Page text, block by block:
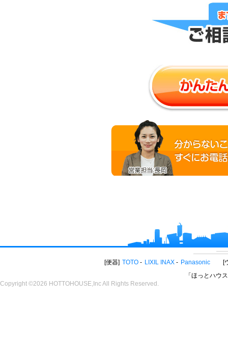
便器 TOTO LIXIL INAX Panasonic
「ほっとハウ
Copyright ©2026 HOTTOHOUSE,Inc All Rights Reserved.